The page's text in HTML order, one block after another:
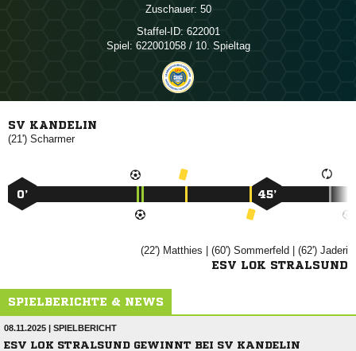
Zuschauer: 50
Staffel-ID: 622001
Spiel: 622001058 / 10. Spieltag
SV KANDELIN
(21') 
0’ 45’
(22')  | (60')  | (62') 
ESV LOK STRALSUND
SPIELBERICHTE & NEWS
08.11.2025 | SPIELBERICHT
ESV LOK STRALSUND GEWINNT BEI SV KANDELIN